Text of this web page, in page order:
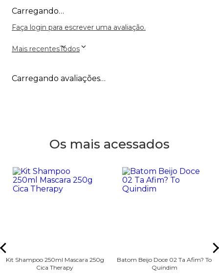
Carregando…
Faça login para escrever uma avaliação.
Mais recentesTodos
Carregando avaliações…
Os mais acessados
Kit Shampoo 250ml Mascara 250g
Cica Therapy
Batom Beijo Doce 02 Ta Afim? To
Quindim